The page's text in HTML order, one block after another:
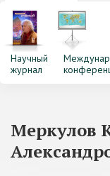
Научный
журнал
Меркулов